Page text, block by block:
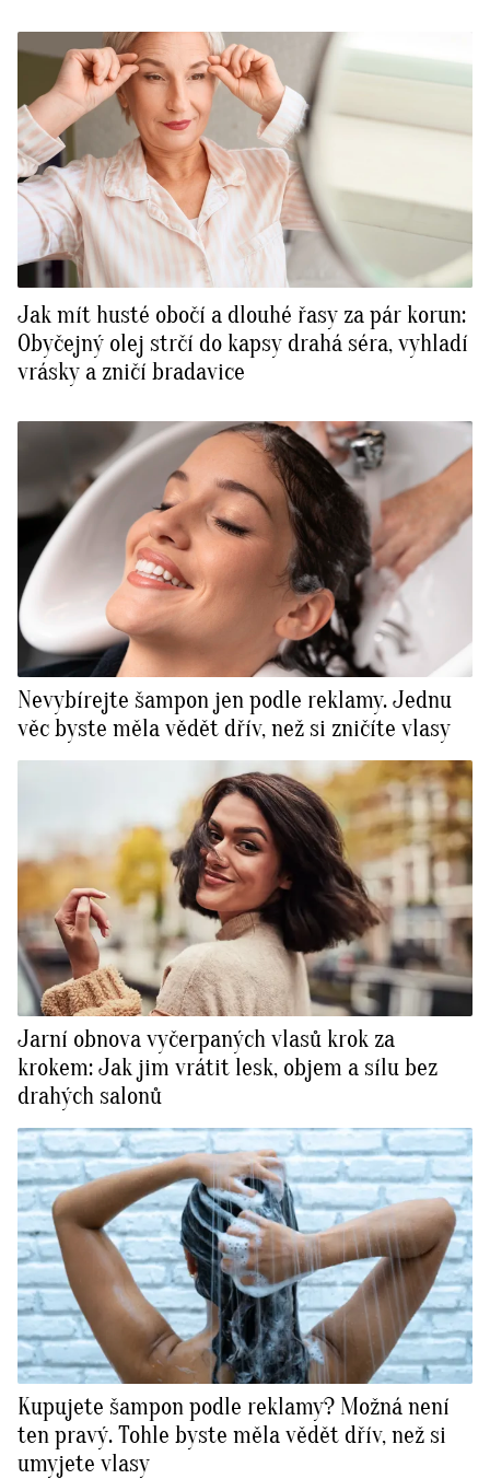
Jak mít husté obočí a dlouhé řasy za pár korun:
Obyčejný olej strčí do kapsy drahá séra, vyhladí
vrásky a zničí bradavice
Nevybírejte šampon jen podle reklamy. Jednu
věc byste měla vědět dřív, než si zničíte vlasy
Jarní obnova vyčerpaných vlasů krok za
krokem: Jak jim vrátit lesk, objem a sílu bez
drahých salonů
Kupujete šampon podle reklamy? Možná není
ten pravý. Tohle byste měla vědět dřív, než si
umyjete vlasy